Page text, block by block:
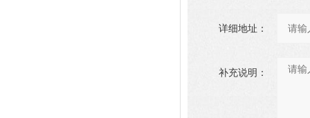
详细地址：
补充说明：